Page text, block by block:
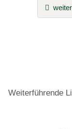
Weiterführende